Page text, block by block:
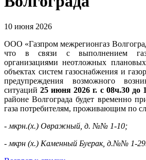
10 июня 2026
ООО «Газпром межрегионгаз
что в связи с выполнением
организациями неотложных
объектах систем газоснабжения и
предупреждения возможного
ситуаций25 июня 2026 г. с 08ч.30 до
районе Волгограда будет временно
газа потребителям, проживающим по
- мкрн.(х.) Овражный, д. №№ 1-10;
- мкрн (х.) Каменный Буерак, д.№№ 1-